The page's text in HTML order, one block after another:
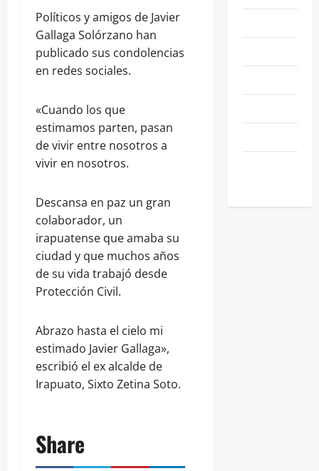
Políticos y amigos de Javier
Gallaga Solórzano han
publicado sus condolencias
en redes sociales.
«Cuando los que
estimamos parten, pasan
de vivir entre nosotros a
vivir en nosotros.
Descansa en paz un gran
colaborador, un
irapuatense que amaba su
ciudad y que muchos años
de su vida trabajó desde
Protección Civil.
Abrazo hasta el cielo mi
estimado Javier Gallaga»,
escribió el ex alcalde de
Irapuato, Sixto Zetina Soto.
Share